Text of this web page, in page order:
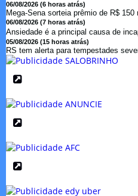
06/08/2026 (6 horas atrás)
Mega-Sena sorteia prêmio de R$
06/08/2026 (7 horas atrás)
Ansiedade é a principal causa de
05/08/2026 (15 horas atrás)
RS tem alerta para tempestades